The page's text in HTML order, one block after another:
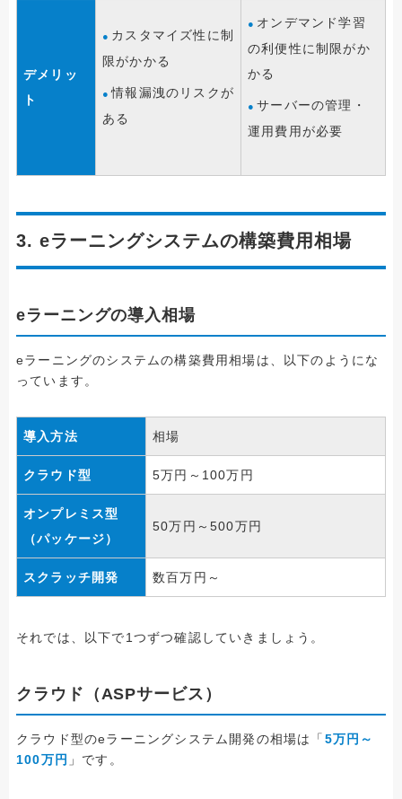
デメリッ
ト
カスタマイズ性に制
限がかかる
情報漏洩のリスクが
ある
オンデマンド学習
の利便性に制限がか
かる
サーバーの管理・
運用費用が必要
3. eラーニングシステムの構築費用相場
eラーニングの導入相場
eラーニングのシステムの構築費用相場は、以下のようにな
っています。
導入方法 相場
クラウド型 5万円～100万円
オンプレミス型
（パッケージ）
50万円～500万円
スクラッチ開発 数百万円～
それでは、以下で1つずつ確認していきましょう。
クラウド（ASPサービス）
クラウド型のeラーニングシステム開発の相場は「 5万円～
100万円 」です。